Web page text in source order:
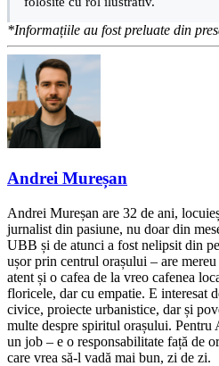
*Informațiile au fost preluate din
Andrei Mureșan
Andrei Mureșan are 32 de ani,
jurnalist din pasiune, nu doar din
UBB și de atunci a fost nelipsit din
ușor prin centrul orașului – are
atent și o cafea de la vreo cafenea
floricele, dar cu empatie. E interesat
civice, proiecte urbanistice, dar și
multe despre spiritul orașului.
un job – e o responsabilitate față de
care vrea să-l vadă mai bun, zi de zi.